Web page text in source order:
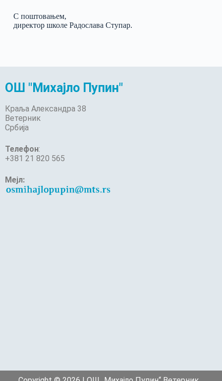
С поштовањем,
директор школе Радослава Ступар.
ОШ "Михајло Пупин"
Краља Александра 38
Ветерник
Србија
Телефон:
+381 21 820 565
Мејл: